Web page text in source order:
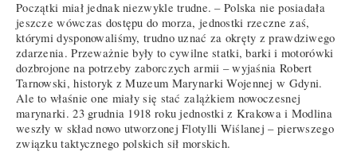
Początki miał jednak niezwykle trudne. – Polska nie posiadała
jeszcze wówczas dostępu do morza, jednostki rzeczne zaś,
którymi dysponowaliśmy, trudno uznać za okręty z prawdziwego
zdarzenia. Przeważnie były to cywilne statki, barki i motorówki
dozbrojone na potrzeby zaborczych armii – wyjaśnia Robert
Tarnowski, historyk z Muzeum Marynarki Wojennej w Gdyni.
Ale to właśnie one miały się stać zalążkiem nowoczesnej
marynarki. 23 grudnia 1918 roku jednostki z Krakowa i Modlina
weszły w skład nowo utworzonej Flotylli Wiślanej – pierwszego
związku taktycznego polskich sił morskich.